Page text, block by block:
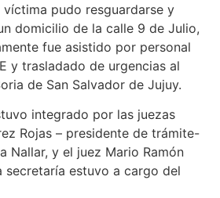
pudo resguardarse y
domicilio de la calle 9 de Julio,
fue asistido por personal
y trasladado de urgencias al
de San Salvador de Jujuy.
integrado por las juezas
Rojas – presidente de trámite-
Nallar, y el juez Mario Ramón
secretaría estuvo a cargo del